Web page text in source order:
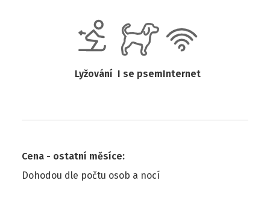
Lyžování I se psemInternet
Cena - ostatní měsíce:
Dohodou dle počtu osob a nocí